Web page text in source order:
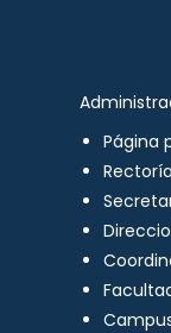
Página
Rectoría